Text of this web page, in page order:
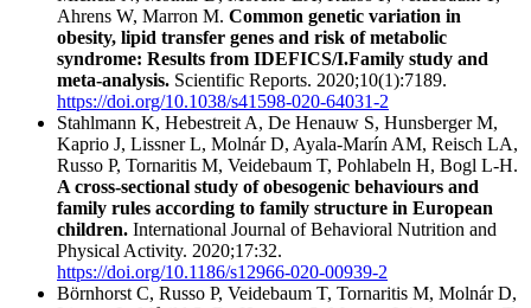
Ahrens W, Marron M. Common genetic variation in
obesity, lipid transfer genes and risk of metabolic
syndrome: Results from IDEFICS/I.Family study and
meta-analysis. Scientific Reports. 2020;10(1):7189.
https://doi.org/10.1038/s41598-020-64031-2
Stahlmann K, Hebestreit A, De Henauw S, Hunsberger M,
Kaprio J, Lissner L, Molnár D, Ayala-Marín AM, Reisch LA,
Russo P, Tornaritis M, Veidebaum T, Pohlabeln H, Bogl L-H.
A cross-sectional study of obesogenic behaviours and
family rules according to family structure in European
children. International Journal of Behavioral Nutrition and
Physical Activity. 2020;17:32.
https://doi.org/10.1186/s12966-020-00939-2
Börnhorst C, Russo P, Veidebaum T, Tornaritis M, Molnár D,